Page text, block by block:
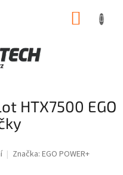
HTX7500 EGO
Značka: EGO POWER+